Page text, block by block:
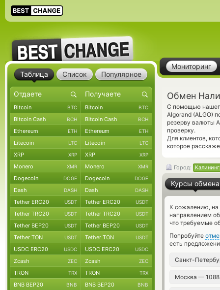
Мониторинг
Обмен
С помощью
Algorand (ALGO)
резерву валюты
проверку.
Для клиентов,
которое
Город:
Курсы обмена
К сожалению, на
направлением
что требуемые
Попробуйте
есть
Санкт-
Москва —
Таблица Список Популярное
Bitcoin BTC Bitcoin BTC
Bitcoin Cash BCH Bitcoin Cash BCH
Ethereum ETH Ethereum ETH
Litecoin LTC Litecoin LTC
XRP XRP XRP XRP
Monero XMR Monero XMR
Dogecoin DOGE Dogecoin DOGE
Dash DASH Dash DASH
Tether ERC20 USDT Tether ERC20 USDT
Tether TRC20 USDT Tether TRC20 USDT
Tether BEP20 USDT Tether BEP20 USDT
Tether TON USDT Tether TON USDT
USDC ERC20 USDC USDC ERC20 USDC
Zcash ZEC Zcash ZEC
TRON TRX TRON TRX
BNB BEP20 BNB BNB BEP20 BNB